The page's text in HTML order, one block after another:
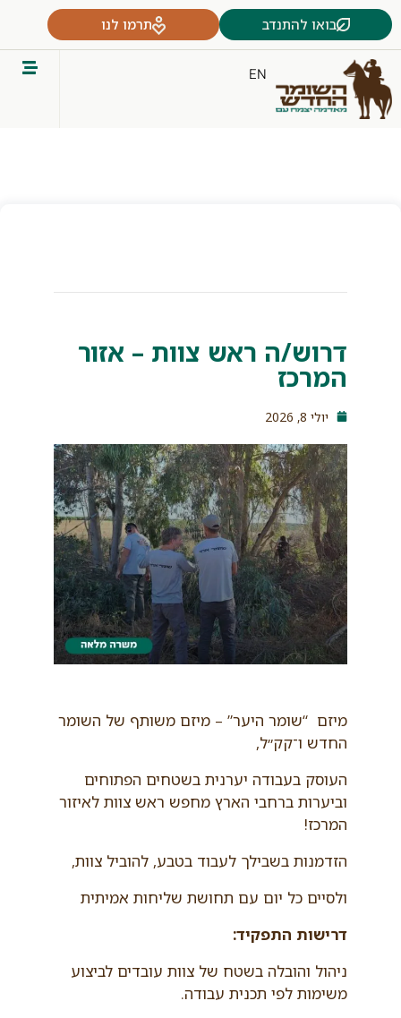
בואו להתנדב תרמו לנו
EN
דרוש/ה ראש צוות – אזור
המרכז
יולי 8, 2026
מיזם “שומר היער” – מיזם משותף של השומר
החדש ו־קק״ל,
העוסק בעבודה יערנית בשטחים הפתוחים
וביערות ברחבי הארץ מחפש ראש צוות לאיזור
המרכז!
הזדמנות בשבילך לעבוד בטבע, להוביל צוות,
ולסיים כל יום עם תחושת שליחות אמיתית
דרישות התפקיד:
ניהול והובלה בשטח של צוות עובדים לביצוע
משימות לפי תכנית עבודה.